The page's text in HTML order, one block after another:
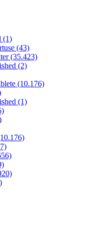
(1)
(43)
(35.423)
(2)
(10.176)
(1)